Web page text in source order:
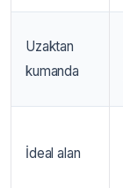
Uzaktan
kumanda
İdeal alan